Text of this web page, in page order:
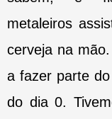
metaleiros
cerveja na
a fazer parte
do dia 0.